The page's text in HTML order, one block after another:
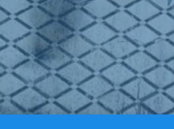
Restauración de Agua
de Agua